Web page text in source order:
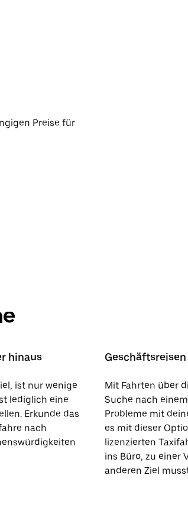
Preise für
hinaus
ist nur wenige
lediglich eine
Erkunde das
nach
Geschäftsreisen
Mit Fahrten über
Suche nach
Probleme mit
es mit dieser
lizenzierten
ins Büro, zu einer
anderen Ziel